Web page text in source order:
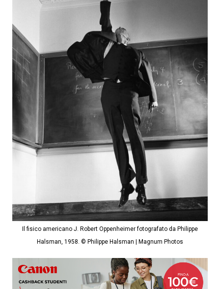
Il fisico americano J. Robert Oppenheimer fotografato da Philippe
Halsman, 1958. © Philippe Halsman | Magnum Photos